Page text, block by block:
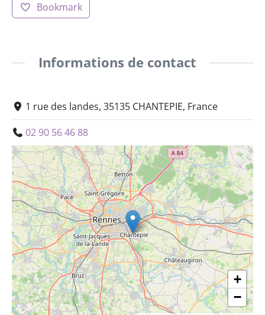
Bookmark
Informations de contact
1 rue des landes, 35135 CHANTEPIE, France
02 90 56 46 88
+
−